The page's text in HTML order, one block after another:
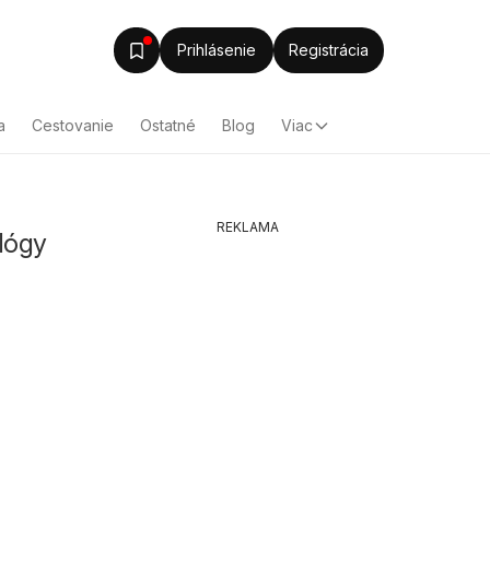
Prihlásenie Registrácia
Cestovanie Ostatné Blog Viac
REKLAMA